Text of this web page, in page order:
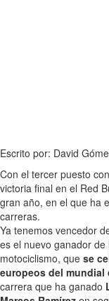
Escrito por: David
Con el tercer puesto
victoria final en el Red
gran año, en el que ha
carreras.
Ya tenemos vencedor
es el nuevo ganador
motociclismo, que se
europeos del mundial
carrera que ha ganado